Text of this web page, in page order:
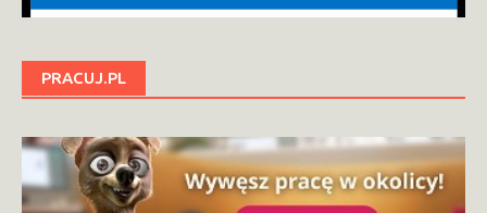
PRACUJ.PL